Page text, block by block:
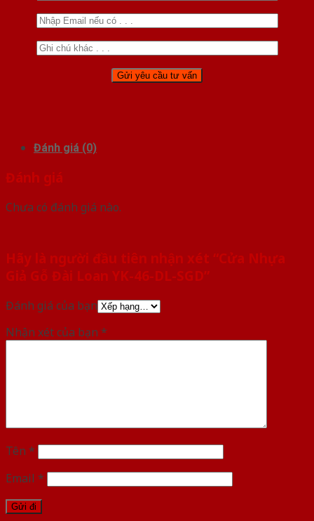
Đánh giá (0)
Đánh giá
Chưa có đánh giá nào.
Hãy là người đầu tiên nhận xét “Cửa Nhựa
Giả Gỗ Đài Loan YK-46-DL-SGD”
Đánh giá của bạn
Nhận xét của bạn *
Tên *
Email *